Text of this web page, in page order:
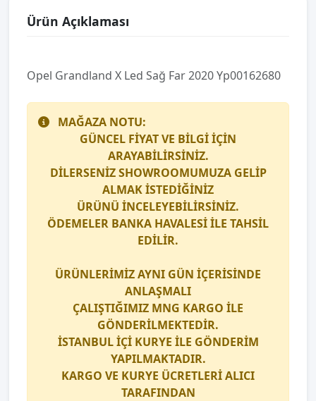
Ürün Açıklaması
Opel Grandland X Led Sağ Far 2020 Yp00162680
MAĞAZA NOTU:
GÜNCEL FİYAT VE BİLGİ İÇİN
ARAYABİLİRSİNİZ.
DİLERSENİZ SHOWROOMUMUZA GELİP
ALMAK İSTEDİĞİNİZ
ÜRÜNÜ İNCELEYEBİLİRSİNİZ.
ÖDEMELER BANKA HAVALESİ İLE TAHSİL
EDİLİR.
ÜRÜNLERİMİZ AYNI GÜN İÇERİSİNDE
ANLAŞMALI
ÇALIŞTIĞIMIZ MNG KARGO İLE
GÖNDERİLMEKTEDİR.
İSTANBUL İÇİ KURYE İLE GÖNDERİM
YAPILMAKTADIR.
KARGO VE KURYE ÜCRETLERİ ALICI
TARAFINDAN